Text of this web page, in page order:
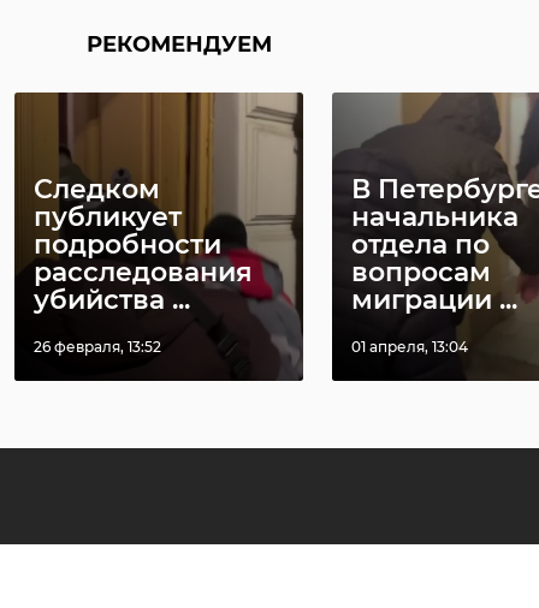
РЕКОМЕНДУЕМ
Следком
публикует
подробности
расследования
убийства ...
26 февраля, 13:52
В
начальника
отдела по
вопросам
миграции ...
01 апреля, 13:04